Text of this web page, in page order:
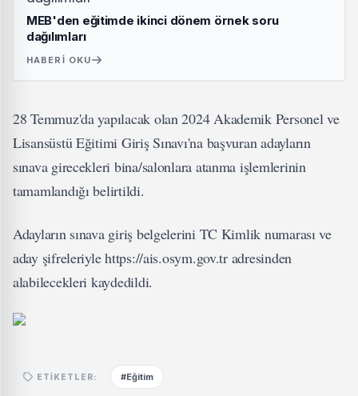
MEB'den eğitimde ikinci dönem örnek soru
dağılımları
HABERI OKU
28 Temmuz'da yapılacak olan 2024 Akademik Personel ve
Lisansüstü Eğitimi Giriş Sınavı'na başvuran adayların
sınava girecekleri bina/salonlara atanma işlemlerinin
tamamlandığı belirtildi.
Adayların sınava giriş belgelerini TC Kimlik numarası ve
aday şifreleriyle https://ais.osym.gov.tr adresinden
alabilecekleri kaydedildi.
ETIKETLER: #Eğitim